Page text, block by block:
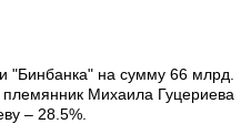
"Бинбанка" на сумму 66 млрд.
Михаила Гуцериева
– 28.5%.